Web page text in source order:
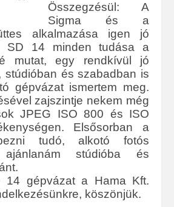
Összegzésül: A
Sigma és a
alkalmazása igen jó
SD 14 minden tudása a
mutat, egy rendkívül jó
stúdióban és szabadban is
gépvázat ismertem meg.
zajszintje nekem még
JPEG ISO 800 és ISO
Elsősorban a
tudó, alkotó fotós
ajánlanám stúdióba és
14 gépvázat a Hama Kft.
köszönjük.